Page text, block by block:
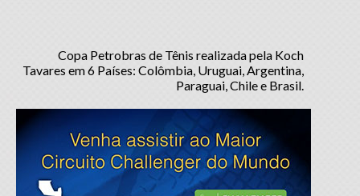
Copa Petrobras de Tênis realizada pela Koch
Tavares em 6 Países: Colômbia, Uruguai, Argentina,
Paraguai, Chile e Brasil.